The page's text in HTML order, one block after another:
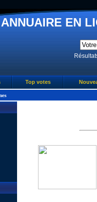
ANNUAIRE EN
Top votes